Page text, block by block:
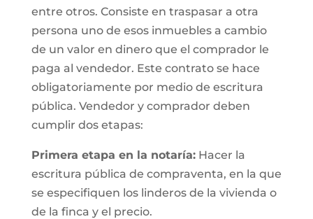
entre otros. Consiste en traspasar a otra
persona uno de esos inmuebles a cambio
de un valor en dinero que el comprador le
paga al vendedor. Este contrato se hace
obligatoriamente por medio de escritura
pública. Vendedor y comprador deben
cumplir dos etapas:
Primera etapa en la notaría:Hacer la
escritura pública de compraventa, en la que
se especifiquen los linderos de la vivienda o
de la finca y el precio.